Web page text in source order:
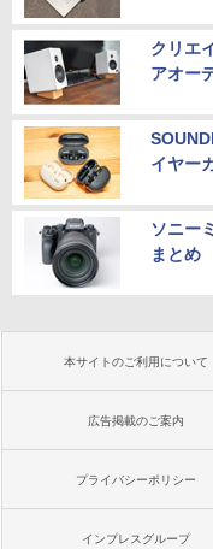
クリエ
アオー
イヤー
ソニー
まとめ
本サイトのご利用について
広告掲載のご案内
プライバシーポリシー
インプレスグループ